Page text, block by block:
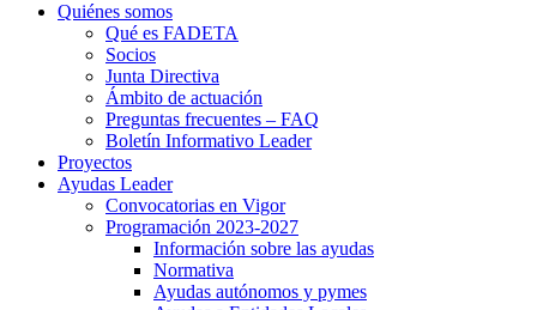
Quiénes somos
Qué es FADETA
Socios
Junta Directiva
Ámbito de actuación
Preguntas frecuentes – FAQ
Boletín Informativo Leader
Proyectos
Ayudas Leader
Convocatorias en Vigor
Programación 2023-2027
Información sobre las ayudas
Normativa
Ayudas autónomos y pymes